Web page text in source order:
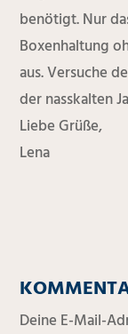
benötigt. Nur
Boxenhaltung
aus. Versuche
der nasskalten
Liebe Grüße,
Lena
Deine E-Mail-